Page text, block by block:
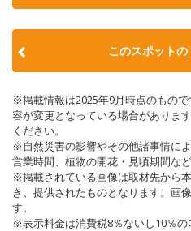
このスポット
※掲載情報は2025年9月時点のもの
容が変更となっている場合がありま
ください。
※自然災害の影響やその他諸事情に
営業時間、植物の開花・見頃期間な
※掲載されている画像は取材先から
き、提供されたものとなります。画
す。
※表示料金は消費税8％ないし10％の